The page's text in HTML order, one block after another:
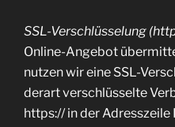
SSL-Verschlüsselung
Online-Angebot
nutzen wir eine SSL-
derart verschlüsselte
https:// in der Adresszeile